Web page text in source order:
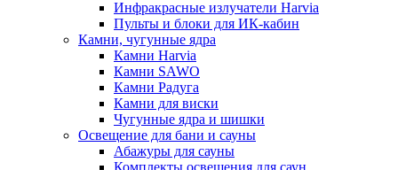
Инфракрасные излучатели Harvia
Пульты и блоки для ИК-кабин
Камни, чугунные ядра
Камни Harvia
Камни SAWO
Камни Радуга
Камни для виски
Чугунные ядра и шишки
Освещение для бани и сауны
Абажуры для сауны
Комплекты освещения для саун